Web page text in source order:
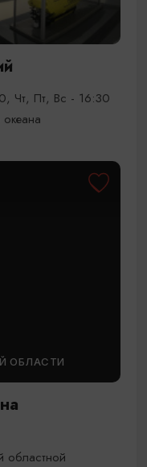
Чт, Пт, Вс - 16:30
ОБЛАСТИ
областной